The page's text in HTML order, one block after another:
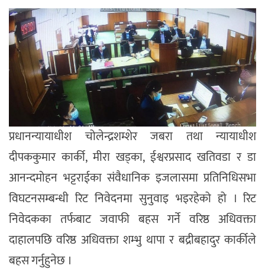
प्रधानन्यायाधीश चोलेन्द्रशम्शेर जबरा तथा न्यायाधीश
दीपककुमार कार्की, मीरा खड्का, ईश्वरप्रसाद खतिवडा र डा
आनन्दमोहन भट्टराईका संवैधानिक इजलासमा प्रतिनिधिसभा
विघटनसम्बन्धी रिट निवेदनमा सुनुवाइ भइरहेको हो । रिट
निवेदकका तर्फबाट जवाफी बहस गर्ने वरिष्ठ अधिवक्ता
दाहालपछि वरिष्ठ अधिवक्ता शम्भु थापा र बद्रीबहादुर कार्कीले
बहस गर्नुहुनेछ ।